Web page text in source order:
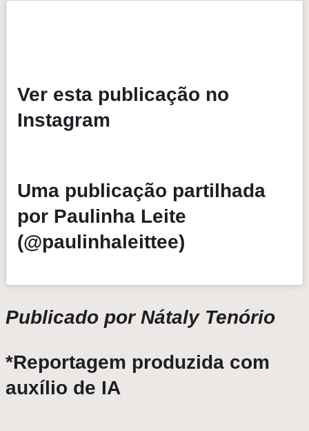
Ver esta publicação no
Instagram
Uma publicação partilhada
por Paulinha Leite
(@paulinhaleittee)
Publicado por Nátaly Tenório
*Reportagem produzida com
auxílio de IA